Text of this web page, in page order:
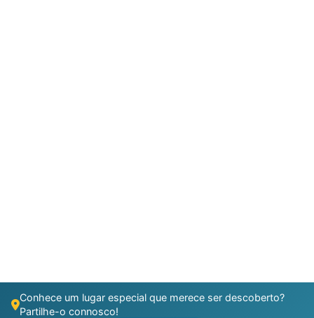
Conhece um lugar especial que merece ser descoberto?
Partilhe-o connosco!